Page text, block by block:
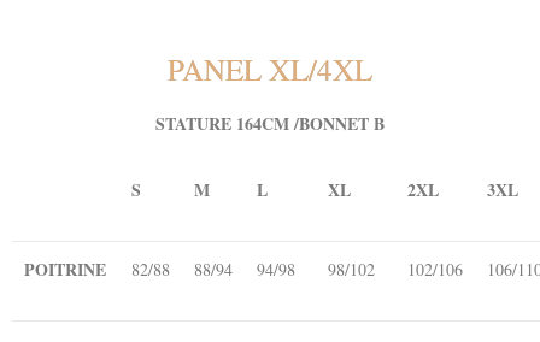
PANEL XL/4XL
STATURE 164CM /BONNET B
S M L XL 2XL 3XL
POITRINE 82/88 88/94 94/98 98/102 102/106 106/